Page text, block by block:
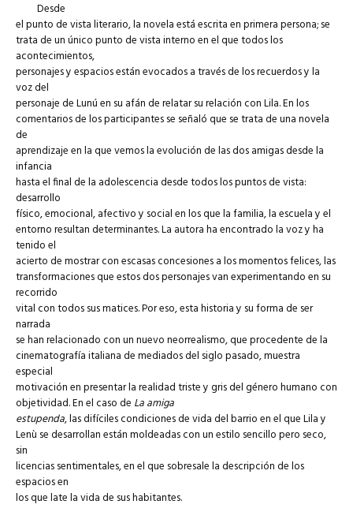
Desde
el punto de vista literario, la novela está escrita en primera persona; se
trata de un único punto de vista interno en el que todos los
acontecimientos,
personajes y espacios están evocados a través de los recuerdos y la
voz del
personaje de Lunú en su afán de relatar su relación con Lila. En los
comentarios de los participantes se señaló que se trata de una novela
de
aprendizaje en la que vemos la evolución de las dos amigas desde la
infancia
hasta el final de la adolescencia desde todos los puntos de vista:
desarrollo
físico, emocional, afectivo y social en los que la familia, la escuela y el
entorno resultan determinantes. La autora ha encontrado la voz y ha
tenido el
acierto de mostrar con escasas concesiones a los momentos felices, las
transformaciones que estos dos personajes van experimentando en su
recorrido
vital con todos sus matices. Por eso, esta historia y su forma de ser
narrada
se han relacionado con un nuevo neorrealismo, que procedente de la
cinematografía italiana de mediados del siglo pasado, muestra
especial
motivación en presentar la realidad triste y gris del género humano con
objetividad. En el caso de La amiga
estupenda, las difíciles condiciones de vida del barrio en el que Lila y
Lenù se desarrollan están moldeadas con un estilo sencillo pero seco,
sin
licencias sentimentales, en el que sobresale la descripción de los
espacios en
los que late la vida de sus habitantes.